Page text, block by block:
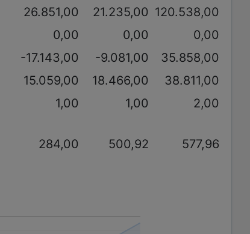
26.851,00 21.235,00 120.538,00
0,00 0,00
0,00
-17.143,00 -9.081,00
35.858,00
15.059,00 18.466,00
38.811,00
1,00 1,00 2,00
284,00 500,92 577,96